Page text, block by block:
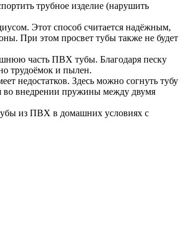
трубное изделие (нарушить
Этот способ считается надёжным,
При этом просвет тубы также не будет
часть ПВХ тубы. Благодаря песку
трудоёмок и пылен.
недостатков. Здесь можно согнуть тубу
во внедрении пружины между двумя
из ПВХ в домашних условиях с